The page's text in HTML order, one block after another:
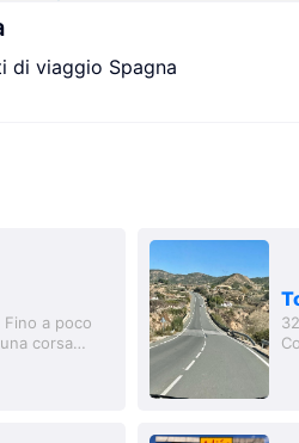
di viaggio Spagna
a poco
corsa